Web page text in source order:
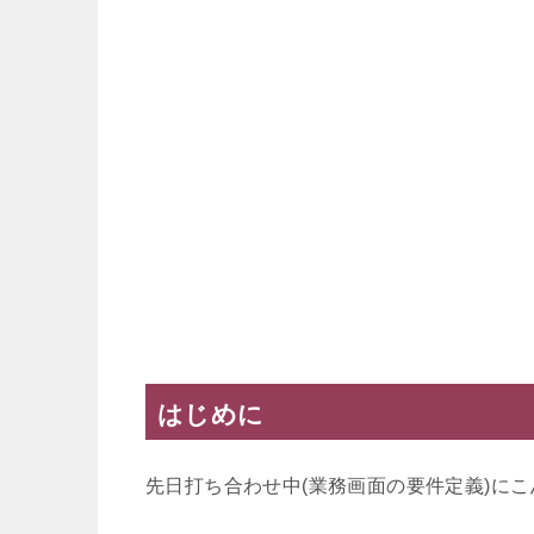
はじめに
先日打ち合わせ中(業務画面の要件定義)にこ